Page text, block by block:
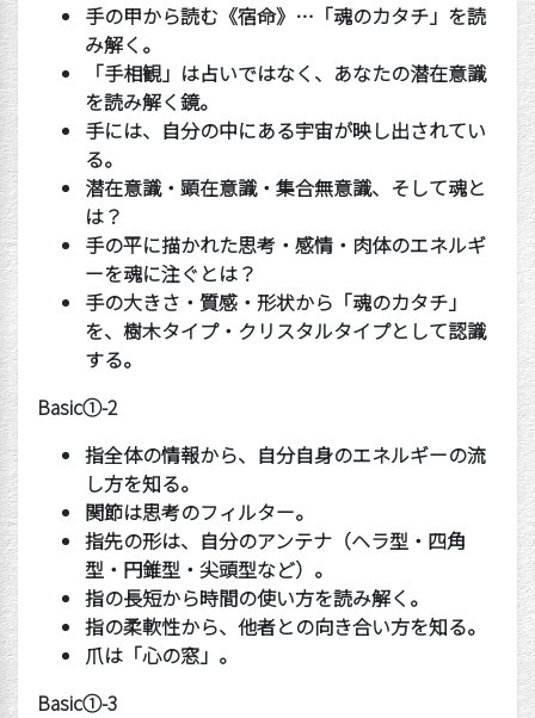
手の甲から読む《宿命》 … 「魂のカタチ」を読
み解く。
「手相観」は占いではなく、あなたの潜在意識
を読み解く鏡。
手には、自分の中にある宇宙が映し出されてい
る。
潜在意識・顕在意識・集合無意識、そして魂と
は？
手の平に描かれた思考・感情・肉体のエネルギ
ーを魂に注ぐとは？
手の大きさ・質感・形状から「魂のカタチ」
を、樹木タイプ・クリスタルタイプとして認識
する。
Basic①-2
指全体の情報から、自分自身のエネルギーの流
し方を知る。
関節は思考のフィルター。
指先の形は、自分のアンテナ（ヘラ型・四角
型・円錐型・尖頭型など）。
指の長短から時間の使い方を読み解く。
指の柔軟性から、他者との向き合い方を知る。
爪は「心の窓」。
Basic①-3